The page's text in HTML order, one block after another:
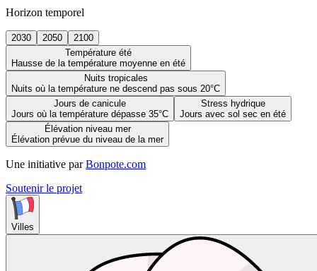
Horizon temporel
2030 2050
2100
Température été
Hausse de la température moyenne en été
Nuits tropicales
Nuits où la température ne descend pas sous 20°C
Jours de canicule
Jours où la température dépasse 35°C
Stress hydrique
Jours avec sol sec en été
Élévation niveau mer
Élévation prévue du niveau de la mer
Une initiative par Bonpote.com
Soutenir le projet
Villes